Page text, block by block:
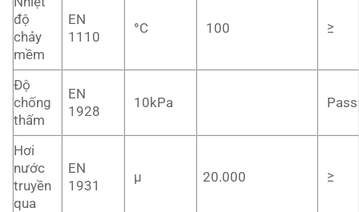
độ
chảy
mềm
EN
1110
°C 100 ≥
Độ
chống
thấm
EN
1928
10kPa Pass
Hơi
nước
truyền
qua
EN
1931
µ 20.000 ≥